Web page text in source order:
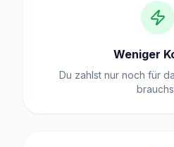
Weniger
Du zahlst nur noch für